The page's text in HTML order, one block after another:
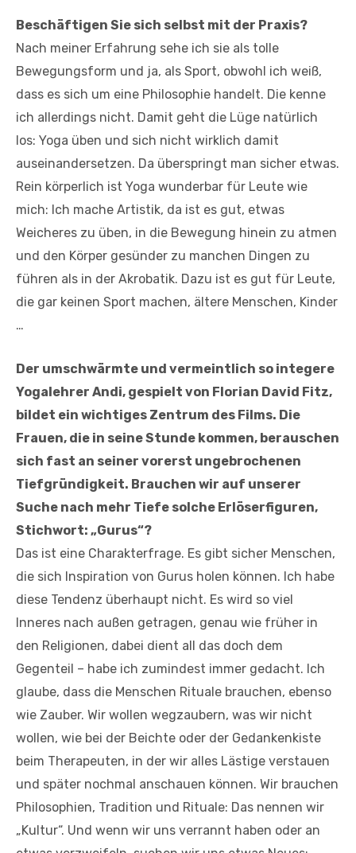
Beschäftigen Sie sich selbst mit der Praxis?
Nach meiner Erfahrung sehe ich sie als tolle
Bewegungsform und ja, als Sport, obwohl ich weiß,
dass es sich um eine Philosophie handelt. Die kenne
ich allerdings nicht. Damit geht die Lüge natürlich
los: Yoga üben und sich nicht wirklich damit
auseinandersetzen. Da überspringt man sicher etwas.
Rein körperlich ist Yoga wunderbar für Leute wie
mich: Ich mache Artistik, da ist es gut, etwas
Weicheres zu üben, in die Bewegung hinein zu atmen
und den Körper gesünder zu manchen Dingen zu
führen als in der Akrobatik. Dazu ist es gut für Leute,
die gar keinen Sport machen, ältere Menschen, Kinder
…
Der umschwärmte und vermeintlich so integere
Yogalehrer Andi, gespielt von Florian David Fitz,
bildet ein wichtiges Zentrum des Films. Die
Frauen, die in seine Stunde kommen, berauschen
sich fast an seiner vorerst ungebrochenen
Tiefgründigkeit. Brauchen wir auf unserer
Suche nach mehr Tiefe solche Erlöserfiguren,
Stichwort: „Gurus“?
Das ist eine Charakterfrage. Es gibt sicher Menschen,
die sich Inspiration von Gurus holen können. Ich habe
diese Tendenz überhaupt nicht. Es wird so viel
Inneres nach außen getragen, genau wie früher in
den Religionen, dabei dient all das doch dem
Gegenteil – habe ich zumindest immer gedacht. Ich
glaube, dass die Menschen Rituale brauchen, ebenso
wie Zauber. Wir wollen wegzaubern, was wir nicht
wollen, wie bei der Beichte oder der Gedankenkiste
beim Therapeuten, in der wir alles Lästige verstauen
und später nochmal anschauen können. Wir brauchen
Philosophien, Tradition und Rituale: Das nennen wir
„Kultur“. Und wenn wir uns verrannt haben oder an